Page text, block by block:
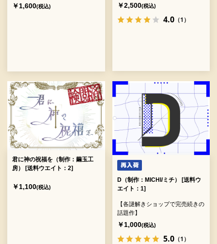
￥1,600(税込) ￥2,500(税込)
4.0（1）
君に神の祝福を（制作：繭玉工
房） [送料ウエイト：2]
￥1,100(税込)
D（制作：MICHI/ミチ） [送料ウ
エイト：1]
【各謎解きショップで完売続きの
話題作】
￥1,000(税込)
5.0（1）